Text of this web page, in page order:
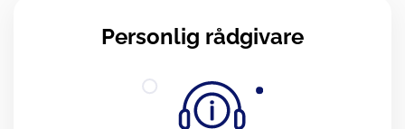
Personlig rådgivare